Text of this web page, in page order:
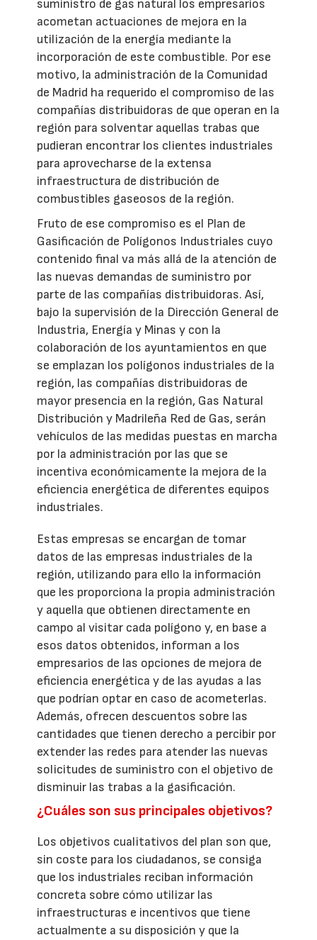
suministro de gas natural los empresarios
acometan actuaciones de mejora en la
utilización de la energía mediante la
incorporación de este combustible. Por ese
motivo, la administración de la Comunidad
de Madrid ha requerido el compromiso de las
compañías distribuidoras de que operan en la
región para solventar aquellas trabas que
pudieran encontrar los clientes industriales
para aprovecharse de la extensa
infraestructura de distribución de
combustibles gaseosos de la región.
Fruto de ese compromiso es el Plan de
Gasificación de Polígonos Industriales cuyo
contenido final va más allá de la atención de
las nuevas demandas de suministro por
parte de las compañías distribuidoras. Así,
bajo la supervisión de la Dirección General de
Industria, Energía y Minas y con la
colaboración de los ayuntamientos en que
se emplazan los polígonos industriales de la
región, las compañías distribuidoras de
mayor presencia en la región, Gas Natural
Distribución y Madrileña Red de Gas, serán
vehículos de las medidas puestas en marcha
por la administración por las que se
incentiva económicamente la mejora de la
eficiencia energética de diferentes equipos
industriales.
Estas empresas se encargan de tomar
datos de las empresas industriales de la
región, utilizando para ello la información
que les proporciona la propia administración
y aquella que obtienen directamente en
campo al visitar cada polígono y, en base a
esos datos obtenidos, informan a los
empresarios de las opciones de mejora de
eficiencia energética y de las ayudas a las
que podrían optar en caso de acometerlas.
Además, ofrecen descuentos sobre las
cantidades que tienen derecho a percibir por
extender las redes para atender las nuevas
solicitudes de suministro con el objetivo de
disminuir las trabas a la gasificación.
¿Cuáles son sus principales objetivos?
Los objetivos cualitativos del plan son que,
sin coste para los ciudadanos, se consiga
que los industriales reciban información
concreta sobre cómo utilizar las
infraestructuras e incentivos que tiene
actualmente a su disposición y que la